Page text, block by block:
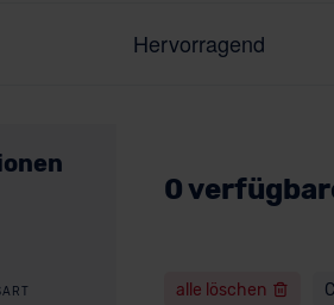
0
alle löschen